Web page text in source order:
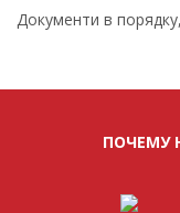
Документи в
ПОЧЕМУ